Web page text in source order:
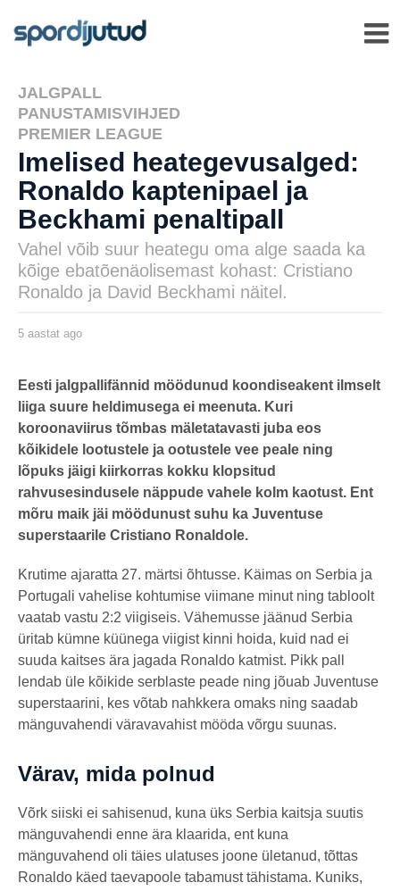
JALGPALL
PANUSTAMISVIHJED
PREMIER LEAGUE
Imelised heategevusalged:
Ronaldo kaptenipael ja
Beckhami penaltipall
Vahel võib suur heategu oma alge saada ka
kõige ebatõenäolisemast kohast: Cristiano
Ronaldo ja David Beckhami näitel.
karlj
5 aastat ago
t
a
t
a
g
o
Eesti jalgpallifännid möödunud koondiseakent ilmselt
liiga suure heldimusega ei meenuta. Kuri
koroonaviirus tõmbas mäletatavasti juba eos
kõikidele lootustele ja ootustele vee peale ning
lõpuks jäigi kiirkorras kokku klopsitud
rahvusesindusele näppude vahele kolm kaotust. Ent
mõru maik jäi möödunust suhu ka Juventuse
superstaarile Cristiano Ronaldole.
Krutime ajaratta 27. märtsi õhtusse. Käimas on Serbia ja
Portugali vahelise kohtumise viimane minut ning tabloolt
vaatab vastu 2:2 viigiseis. Vähemusse jäänud Serbia
üritab kümne küünega viigist kinni hoida, kuid nad ei
suuda kaitses ära jagada Ronaldo katmist. Pikk pall
lendab üle kõikide serblaste peade ning jõuab Juventuse
superstaarini, kes võtab nahkkera omaks ning saadab
mänguvahendi väravavahist mööda võrgu suunas.
Värav, mida polnud
Võrk siiski ei sahisenud, kuna üks Serbia kaitsja suutis
mänguvahendi enne ära klaarida, ent kuna
mänguvahend oli täies ulatuses joone ületanud, tõttas
Ronaldo käed taevapoole tabamust tähistama. Kuniks,